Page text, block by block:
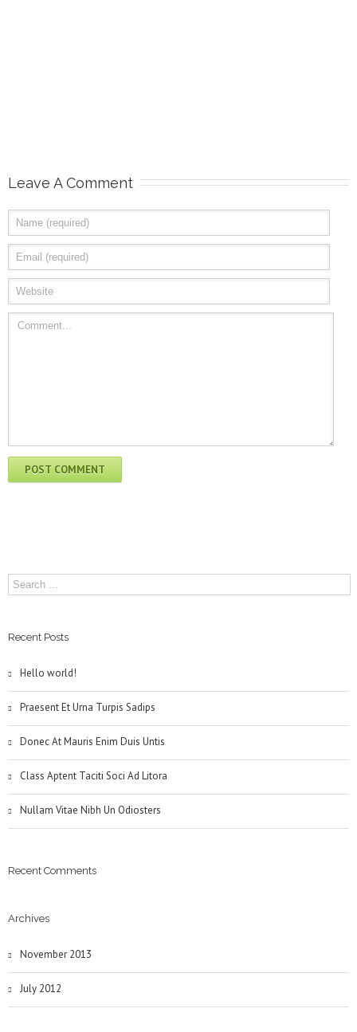
Leave A Comment
Recent Posts
Hello world!
Praesent Et Urna Turpis Sadips
Donec At Mauris Enim Duis Untis
Class Aptent Taciti Soci Ad Litora
Nullam Vitae Nibh Un Odiosters
Recent Comments
Archives
November 2013
July 2012